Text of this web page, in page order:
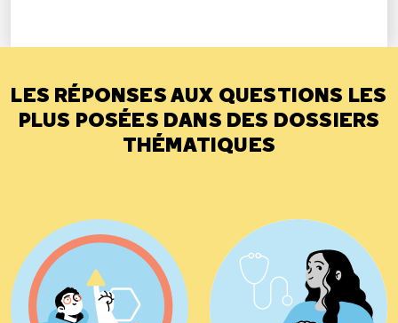
LES RÉPONSES AUX QUESTIONS LES
PLUS POSÉES DANS DES DOSSIERS
THÉMATIQUES